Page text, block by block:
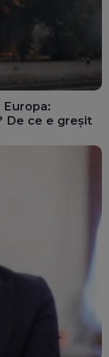
De ce e greșit